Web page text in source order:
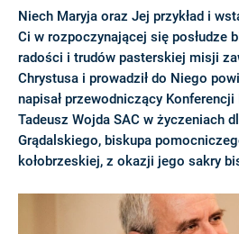
Niech Maryja oraz Jej przykład i
Ci w rozpoczynającej się posłudze
radości i trudów pasterskiej misji
Chrystusa i prowadził do Niego
napisał przewodniczący
Tadeusz Wojda SAC w życzeniach
Grądalskiego, biskupa
kołobrzeskiej, z okazji jego sakry